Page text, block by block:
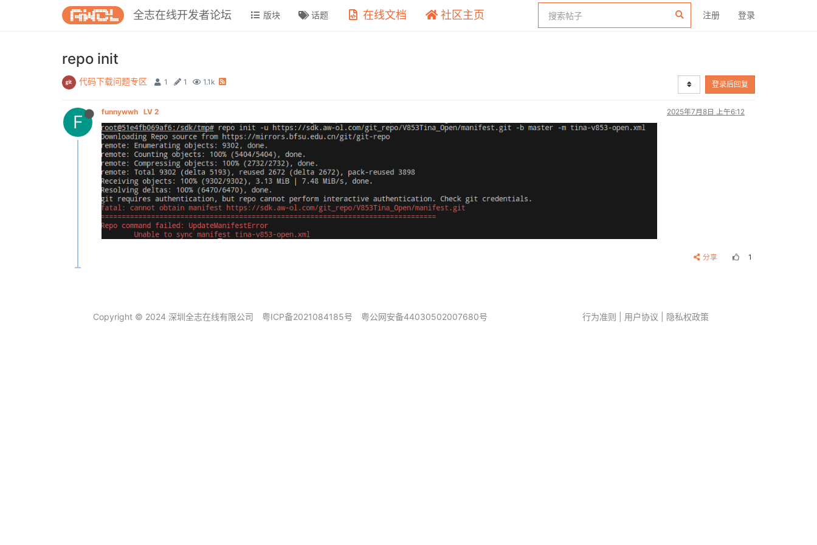
全志在线开发者论坛 注册 登录
版块 话题 在线文档 社区主页
repo init
代码下载问题专区 1 1 1.1k 登录后回复
F funnywwh LV 2 2025年7月8日 上午6:12
分享 1
Copyright © 2024 深圳全志在线有限公司 粤ICP备2021084185号 粤公网安备44030502007680号 行为准则 用户协议 隐私权政策